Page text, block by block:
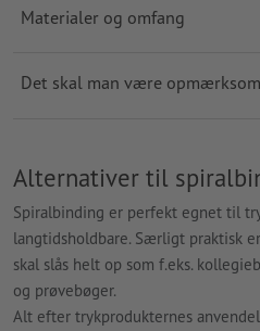
Materialer og omfang
Det skal man være
Alternativer til
Spiralbinding er perfekt egnet til
langtidsholdbare. Særligt praktisk
skal slås helt op som f.eks.
og prøvebøger.
Alt efter trykprodukternes